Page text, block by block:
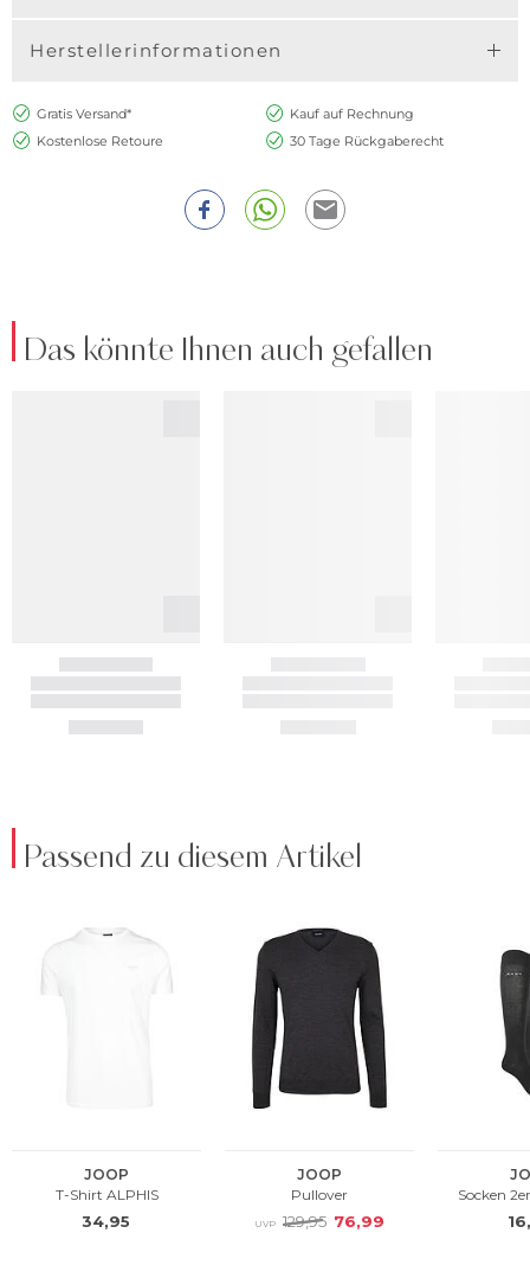
Herstellerinformationen
Gratis Versand*
Kauf auf Rechnung
Kostenlose Retoure
30 Tage Rückgaberecht
Das könnte Ihnen auch gefallen
Passend zu diesem Artikel